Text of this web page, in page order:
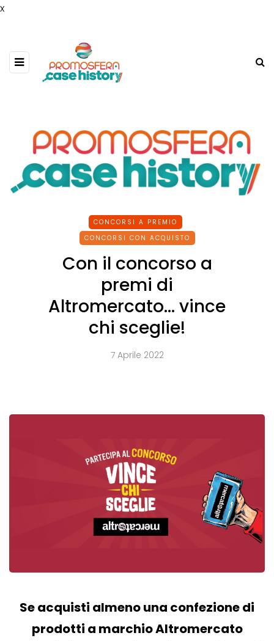
x
CONCORSI A PREMIO
CONCORSI CON ACQUISTO
Con il concorso a
premi di
Altromercato… vince
chi sceglie!
7 Aprile 2022
Se acquisti almeno una confezione di
prodotti a marchio Altromercato